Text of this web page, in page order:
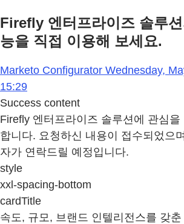
Firefly 엔터프라이즈 솔루션
능을 직접 이용해 보세요.
Marketo Configurator Wednesday,
15:29
Success content
Firefly 엔터프라이즈 솔루션에 관심
합니다. 요청하신 내용이 접수되었으
자가 연락드릴 예정입니다.
style
xxl-spacing-bottom
cardTitle
속도, 규모, 브랜드 인텔리전스를 갖